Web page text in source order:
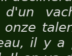
d'un
onze
il y a